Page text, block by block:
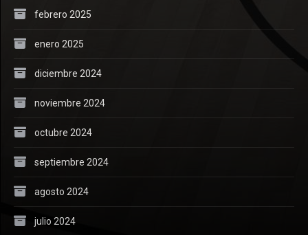
febrero 2025
enero 2025
diciembre 2024
noviembre 2024
octubre 2024
septiembre 2024
agosto 2024
julio 2024